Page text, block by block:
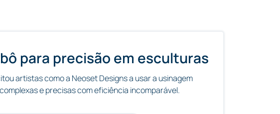
para precisão em esculturas
artistas como a Neoset Designs a usar a usinagem
e precisas com eficiência incomparável.